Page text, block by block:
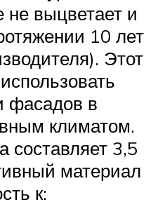
не выцветает и
10 лет
Этот
фасадов в
климатом.
составляет 3,5
материал
к: